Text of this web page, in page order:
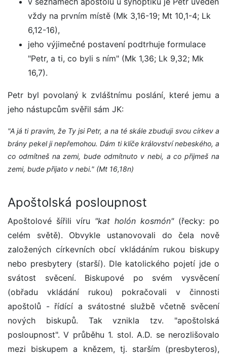
vždy na prvním místě (Mk 3,16-19; Mt 10,1-4; Lk
6,12-16),
jeho výjimečné postavení podtrhuje formulace
"Petr, a ti, co byli s ním" (Mk 1,36; Lk 9,32; Mk
16,7).
Petr byl povolaný k zvláštnímu poslání, které jemu a
jeho nástupcům svěřil sám JK:
"A já ti pravím, že Ty jsi Petr, a na té skále zbuduji svou církev a
brány pekel ji nepřemohou. Dám ti klíče království nebeského, a
co odmítneš na zemi, bude odmítnuto v nebi, a co přijmeš na
zemi, bude přijato v nebi." (Mt 16,18n)
Apoštolská posloupnost
Apoštolové šířili víru "kat holón kosmón" (řecky: po
celém světě). Obvykle ustanovovali do čela nově
založených církevních obcí vkládáním rukou biskupy
nebo presbytery (starší). Dle katolického pojetí jde o
svátost svěcení. Biskupové po svém vysvěcení
(obřadu vkládání rukou) pokračovali v činnosti
apoštolů - řídící a svátostné službě včetně svěcení
nových biskupů. Tak vznikla tzv. "apoštolská
posloupnost". V průběhu 1. stol. A.D. se nerozlišovalo
mezi biskupem a knězem, tj. starším (presbyteros),